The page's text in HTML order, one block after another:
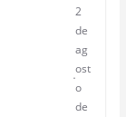
2
de
ag
ost
o
de